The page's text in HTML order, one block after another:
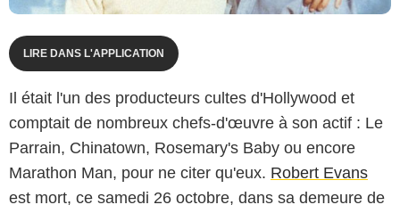
LIRE DANS L'APPLICATION
Il était l'un des producteurs cultes d'Hollywood et
comptait de nombreux chefs-d'œuvre à son actif : Le
Parrain, Chinatown, Rosemary's Baby ou encore
Marathon Man, pour ne citer qu'eux. Robert Evans
est mort, ce samedi 26 octobre, dans sa demeure de